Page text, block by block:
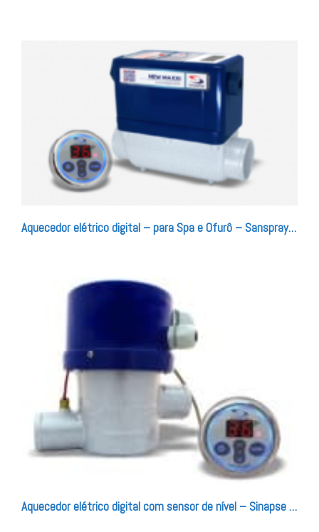
Aquecedor elétrico digital – para Spa e Ofurô – Sanspray/Sinapse
Aquecedor elétrico digital com sensor de nível – Sinapse / Sanspray